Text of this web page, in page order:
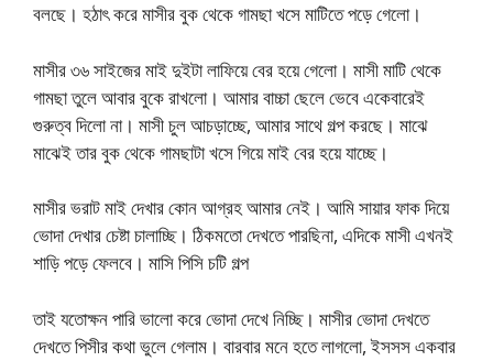
বলছে। হঠাৎ করে মাসীর বুক থেকে গামছা খসে মাটিতে পড়ে গেলো।
মাসীর ৩৬ সাইজের মাই দুইটা লাফিয়ে বের হয়ে গেলো। মাসী মাটি থেকে
গামছা তুলে আবার বুকে রাখলো। আমার বাচ্চা ছেলে ভেবে একেবারেই
গুরুত্ব দিলো না। মাসী চুল আচড়াচ্ছে, আমার সাথে গল্প করছে। মাঝে
মাঝেই তার বুক থেকে গামছাটা খসে গিয়ে মাই বের হয়ে যাচ্ছে।
মাসীর ভরাট মাই দেখার কোন আগ্রহ আমার নেই। আমি সায়ার ফাক দিয়ে
ভোদা দেখার চেষ্টা চালাচ্ছি। ঠিকমতো দেখতে পারছিনা, এদিকে মাসী এখনই
শাড়ি পড়ে ফেলবে। মাসি পিসি চটি গল্প
তাই যতোক্ষন পারি ভালো করে ভোদা দেখে নিচ্ছি। মাসীর ভোদা দেখতে
দেখতে পিসীর কথা ভুলে গেলাম। বারবার মনে হতে লাগলো, ইসসস একবার